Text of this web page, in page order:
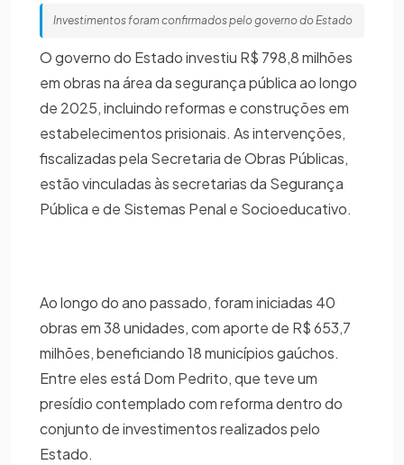
Investimentos foram confirmados pelo governo do Estado
O governo do Estado investiu R$ 798,8 milhões
em obras na área da segurança pública ao longo
de 2025, incluindo reformas e construções em
estabelecimentos prisionais. As intervenções,
fiscalizadas pela Secretaria de Obras Públicas,
estão vinculadas às secretarias da Segurança
Pública e de Sistemas Penal e Socioeducativo.
Ao longo do ano passado, foram iniciadas 40
obras em 38 unidades, com aporte de R$ 653,7
milhões, beneficiando 18 municípios gaúchos.
Entre eles está Dom Pedrito, que teve um
presídio contemplado com reforma dentro do
conjunto de investimentos realizados pelo
Estado.